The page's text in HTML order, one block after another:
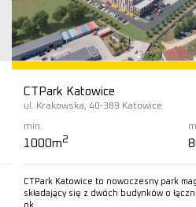
CTPark Katowice
ul. Krakowska, 40-389 Katowice
min.
1000m2
CTPark Katowice to nowoczesny park
składający się z dwóch budynków o